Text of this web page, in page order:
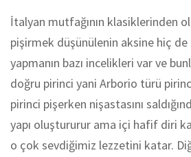
İtalyan mutfağının klasiklerinden
pişirmek düşünülenin aksine hiç
yapmanın bazı incelikleri var ve
doğru pirinci yani Arborio türü
pirinci pişerken nişastasını
yapı oluştururur ama içi hafif diri
o çok sevdiğimiz lezzetini katar.